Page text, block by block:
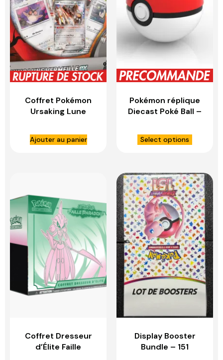
Coffret Pokémon
Ursaking Lune
(Français) –
ASMODEE
Ajouter au panier
Pokémon réplique
Diecast Poké Ball –
Select options
Coffret Dresseur
d’Élite Faille
Display Booster
Bundle – 151